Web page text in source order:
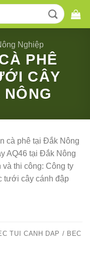
Nghiệp
PHÊ
CÂY
cà phê tại Đắk Nông
AQ46 tại Đắk Nông
thi công: Công ty
tưới cây cánh đập
TUI CANH DAP / BEC